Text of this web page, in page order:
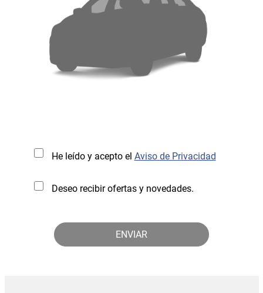
He leído y acepto el Aviso de Privacidad
Deseo recibir ofertas y novedades.